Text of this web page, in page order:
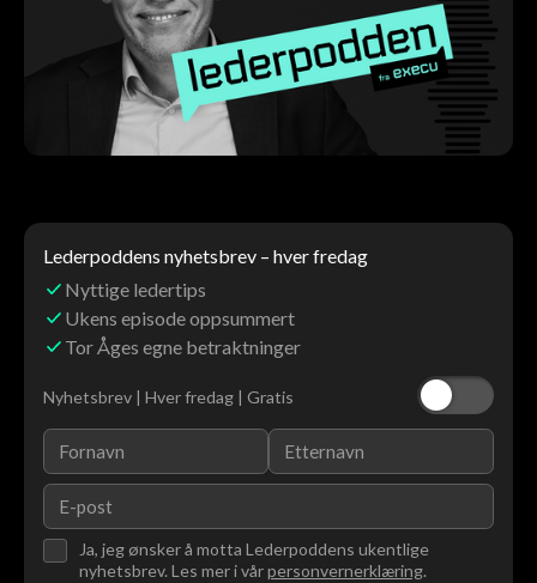
Lederpoddens nyhetsbrev – hver fredag
Nyttige ledertips
Ukens episode oppsummert
Tor Åges egne betraktninger
Nyhetsbrev | Hver fredag | Gratis
Ja, jeg ønsker å motta Lederpoddens ukentlige
nyhetsbrev. Les mer i vårpersonvernerklæring.